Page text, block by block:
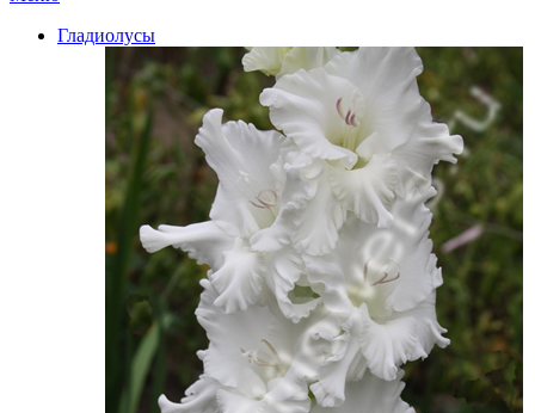
Гладиолусы